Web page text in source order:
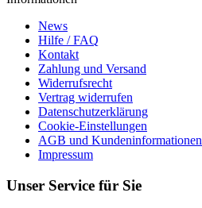
News
Hilfe / FAQ
Kontakt
Zahlung und Versand
Widerrufsrecht
Vertrag widerrufen
Datenschutzerklärung
Cookie-Einstellungen
AGB und Kundeninformationen
Impressum
Unser Service für Sie